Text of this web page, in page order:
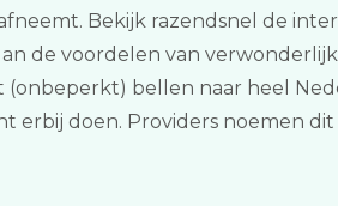
Bekijk razendsnel de
de voordelen van
bellen naar heel
erbij doen. Providers noemen